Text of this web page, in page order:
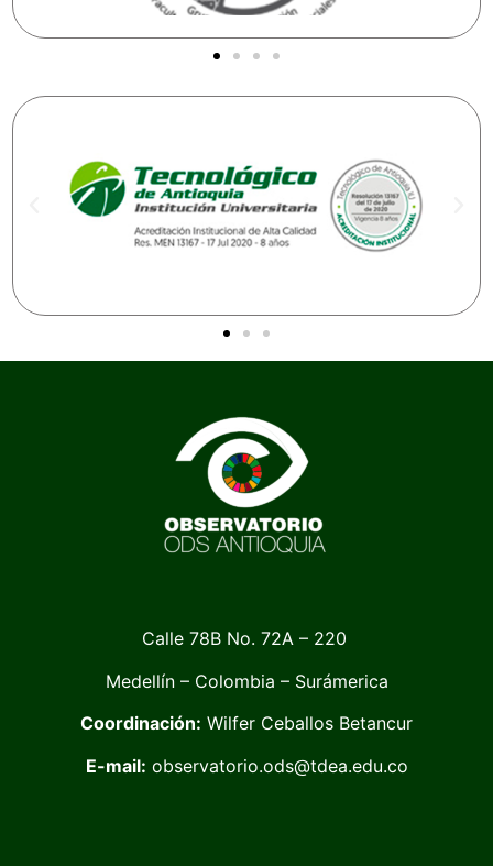
Calle 78B No. 72A – 220
Medellín – Colombia – Surámerica
Coordinación: Wilfer Ceballos Betancur
E-mail: observatorio.ods@tdea.edu.co